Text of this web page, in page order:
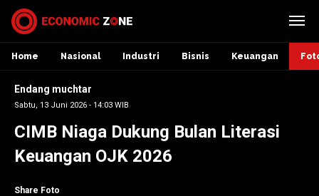
Home Nasional Industri Bisnis Keuangan
Endang muchtar
Sabtu, 13 Juni 2026 - 14:03 WIB
CIMB Niaga Dukung Bulan Literasi
Keuangan OJK 2026
Share Foto